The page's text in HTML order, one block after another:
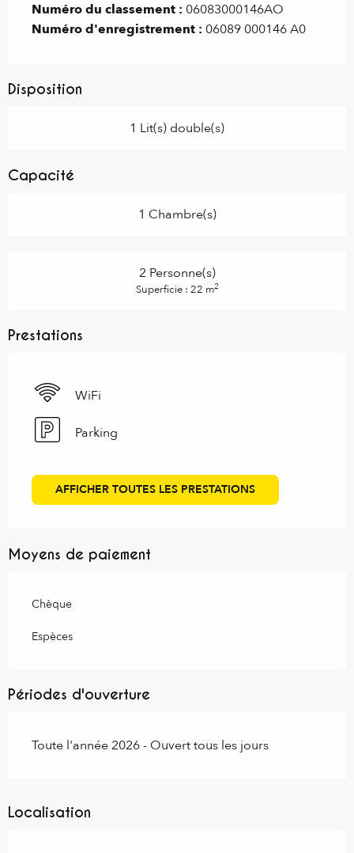
Numéro du classement : 06083000146AO
Numéro d'enregistrement : 06089 000146 A0
Disposition
1 Lit(s) double(s)
Capacité
1 Chambre(s)
2 Personne(s)
Superficie : 22 m2
Prestations
WiFi
Parking
AFFICHER TOUTES LES PRESTATIONS
Moyens de paiement
Chèque
Espèces
Périodes d'ouverture
Toute l'année 2026 - Ouvert tous les jours
Localisation